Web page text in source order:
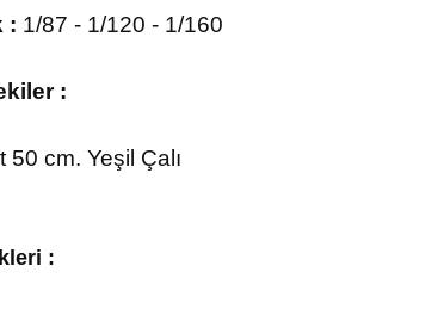
: 1/87 - 1/120 - 1/160
:
50 cm. Yeşil Çalı
: